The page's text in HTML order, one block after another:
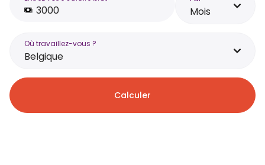
Mois
Où travaillez-vous ?
Belgique
Calculer